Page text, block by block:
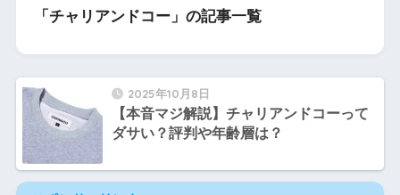
「チャリアンドコー」の記事一覧
2025年10月8日
【本音マジ解説】チャリアンドコーって
ダサい？評判や年齢層は？